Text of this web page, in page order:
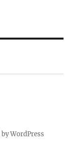
WordPress